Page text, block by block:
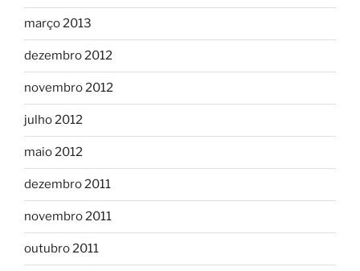
março 2013
dezembro 2012
novembro 2012
julho 2012
maio 2012
dezembro 2011
novembro 2011
outubro 2011